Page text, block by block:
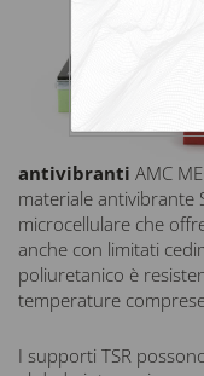
antivibranti AMC
materiale antivibrante
microcellulare che
anche con limitati
poliuretanico è
temperature
I supporti TSR